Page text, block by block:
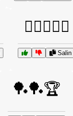
🏋️‍♂️🏋️‍♀️💪
Salin
🏓🏓🏆